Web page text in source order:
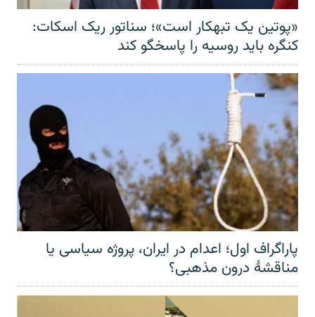
«پوتین یک تبهکار است»؛ سناتور ریک اسکات:
کنگره باید روسیه را پاسخگو کند
پاراگراف اول؛ اعدام در ایران، پروژه سیاسی یا
مناقشهٔ درون مذهبی؟